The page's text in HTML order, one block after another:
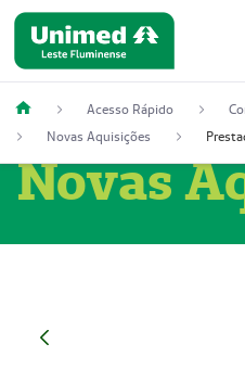
Acesso Rápido
Novas Aquisições
Novas